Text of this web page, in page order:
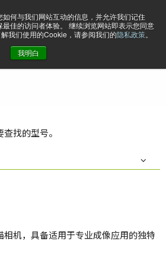
何与我们网站互动的信息，并允许我们记住
佳的访问者体验。 继续浏览网站即表示您同意
我们使用的Cookie，请参阅我们的隐私政策。
我明白
软件下载
找的型号。
机，具备适用于专业成像应用的独特